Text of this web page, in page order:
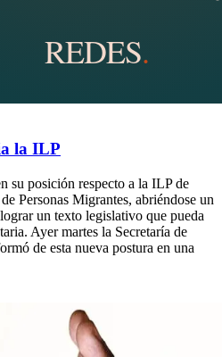
la ILP
su posición respecto a la ILP de
Personas Migrantes, abriéndose un
un texto legislativo que pueda
Ayer martes la Secretaría de
de esta nueva postura en una